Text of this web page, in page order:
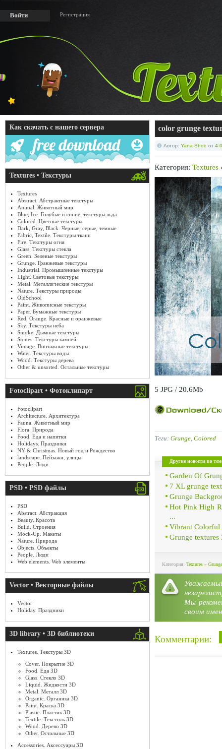
Войти Регистрация
Как скачать с нашего сервера
Textures • Текстуры
Textures
Abstract. Абстрактные текстуры
Animal. Животный мир
Blue, Ice. Голубые и синие, текстуры льда
Colored. Цветные текстуры
Dark, Gray, Black. Черные, серые, темные
Fabric, Textile. Текстуры ткани
Fire. Текстуры огня
Glass. Текстуры стекла
Green. Зеленые текстуры
Grunge. Гранжевые текстуры
Industrial. Промышленные текстуры
Light. Световые текстуры
Metal. Металлические текстуры
Nature. Текстуры природы
OldSchool
Paint. Живописные текстуры
Paper. Бумажные текстуры
Red, Orange. Красные и оранжевые
Sky. Текстуры неба
Smoke. Дымные текстуры
Stones. Текстуры камней
Vintage. Винтажные текстуры
Water. Текстуры воды
Wood. Текстуры дерева
Other & unsorted. Остальные текстуры
Fotoclipart • Фотоклипарт
Fotoclipart
Architecture. Архитектура
Fauna. Животный мир
Flora. Природа
Food. Еда и напитки
Holidays. Праздники
NY & Christmas. Новый год и Рождество
landscape. Пейзажи, улицы
People. Люди
PSD • PSD файлы
PSD
Abstract. Абстракция
Beauty. Красота
Build. Строения
Mock-Up. Макеты
Nature. Природа
Objects. Объекты
People. Люди
Web elements. Web элементы
Vector • Векторные файлы
Vector
Holiday. Праздники
3D library • 3D библиотеки
Textures. Текстуры 3D
Cover. Покрытие 3D
Food. Еда 3D
Glass. Стекло 3D
Liquid. Жидкости 3D
Metal. Металл 3D
Organic. Органика 3D
Paint. Краска 3D
Plastic. Пластик 3D
Textile. Текстиль 3D
Wood. Дерево 3D
Other. Остальные 3D
Accessories. Аксессуары 3D
color grunge
Автор: Yana Shoo от 4-
Категория: Textures
5 JPG / 20.6Mb
Теги: Grunge Colored
Другие новости по
Garden Of
7 XL grunge
Grunge
Hot Pink High
...
Vibrant Colorful
Grunge textures
Категория: Textures »
Мы
своим
Комментарии: